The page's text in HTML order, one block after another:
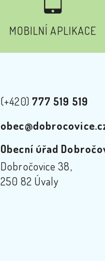
MOBILNÍ APLIKACE
(+420) 777 519 519
Obecní úřad
Dobročovice 38,
250 82 Úvaly